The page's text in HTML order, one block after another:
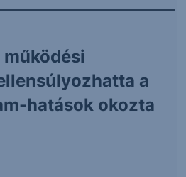
működési
a
hatások okozta